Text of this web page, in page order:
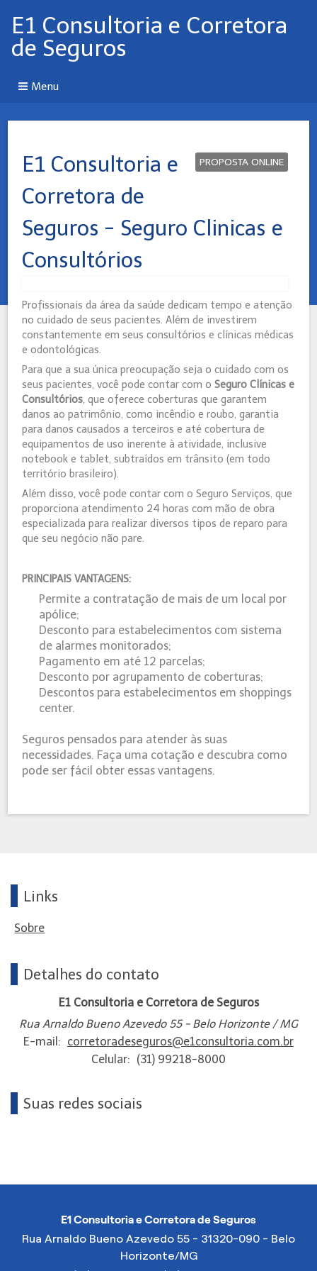
E1 Consultoria e Corretora
de Seguros
Menu
PROPOSTA ONLINE
E1 Consultoria e
Corretora de
Seguros - Seguro Clinicas e
Consultórios
Profissionais da área da saúde dedicam tempo e atenção
no cuidado de seus pacientes. Além de investirem
constantemente em seus consultórios e clínicas médicas
e odontológicas.
Para que a sua única preocupação seja o cuidado com os
seus pacientes, você pode contar com oSeguro Clínicas e
Consultórios, que oferece coberturas que garantem
danos ao patrimônio, como incêndio e roubo, garantia
para danos causados a terceiros e até cobertura de
equipamentos de uso inerente à atividade, inclusive
notebook e tablet, subtraídos em trânsito (em todo
território brasileiro).
Além disso, você pode contar com o Seguro Serviços, que
proporciona atendimento 24 horas com mão de obra
especializada para realizar diversos tipos de reparo para
que seu negócio não pare.
PRINCIPAIS VANTAGENS:
Permite a contratação de mais de um local por
apólice;
Desconto para estabelecimentos com sistema
de alarmes monitorados;
Pagamento em até 12 parcelas;
Desconto por agrupamento de coberturas;
Descontos para estabelecimentos em shoppings
center.
Seguros pensados para atender às suas
necessidades. Faça uma cotação e descubra como
pode ser fácil obter essas vantagens.
Links
Sobre
Detalhes do contato
E1 Consultoria e Corretora de Seguros
Rua Arnaldo Bueno Azevedo 55 - Belo Horizonte / MG
E-mail: corretoradeseguros@e1consultoria.com.br
Celular: (31) 99218-8000
Suas redes sociais
E1 Consultoria e Corretora de Seguros
Rua Arnaldo Bueno Azevedo 55 - 31320-090 - Belo
Horizonte/MG